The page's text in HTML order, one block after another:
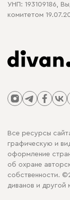
УНП: 193109186,
комитетом
Все ресурсы
графическую и
оформление
об охране
собственности.
диванов и